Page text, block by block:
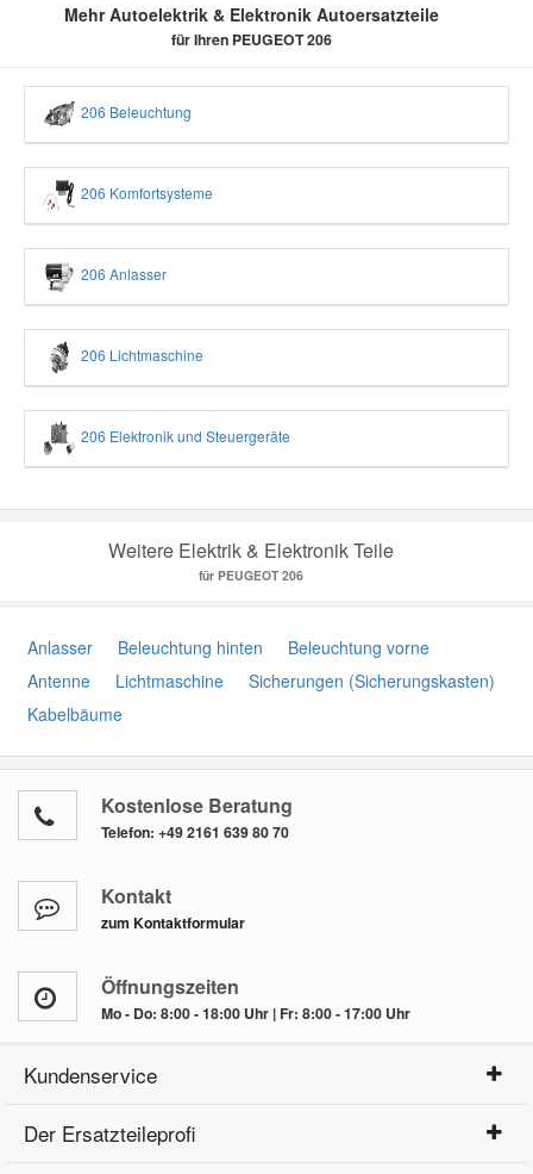
Mehr Autoelektrik & Elektronik Autoersatzteile
für Ihren PEUGEOT 206
206 Beleuchtung
206 Komfortsysteme
206 Anlasser
206 Lichtmaschine
206 Elektronik und Steuergeräte
Weitere Elektrik & Elektronik Teile
für PEUGEOT 206
Anlasser Beleuchtung hinten
Beleuchtung vorne
Antenne
Lichtmaschine
Sicherungen (Sicherungskasten)
Kabelbäume
Kostenlose Beratung
Telefon: +49 2161 639 80 70
Kontakt
zum Kontaktformular
Öffnungszeiten
Mo - Do: 8:00 - 18:00 Uhr | Fr: 8:00 - 17:00 Uhr
Kundenservice
Der Ersatzteileprofi